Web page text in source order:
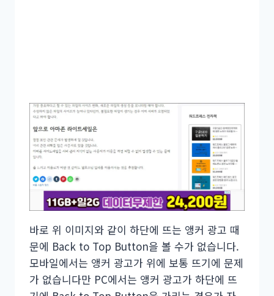
바로 위 이미지와 같이 하단에 뜨는 앵커 광고 때
문에 Back to Top Button을 볼 수가 없습니다.
모바일에서는 앵커 광고가 위에 보통 뜨기에 문제
가 없습니다만 PC에서는 앵커 광고가 하단에 뜨